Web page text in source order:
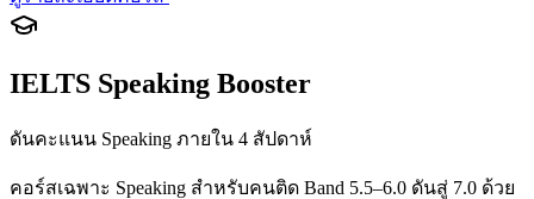
IELTS Speaking Booster
ดันคะแนน Speaking ภายใน 4 สัปดาห์
คอร์สเฉพาะ Speaking สำหรับคนติด Band 5.5–6.0 ดันสู่ 7.0 ด้วย